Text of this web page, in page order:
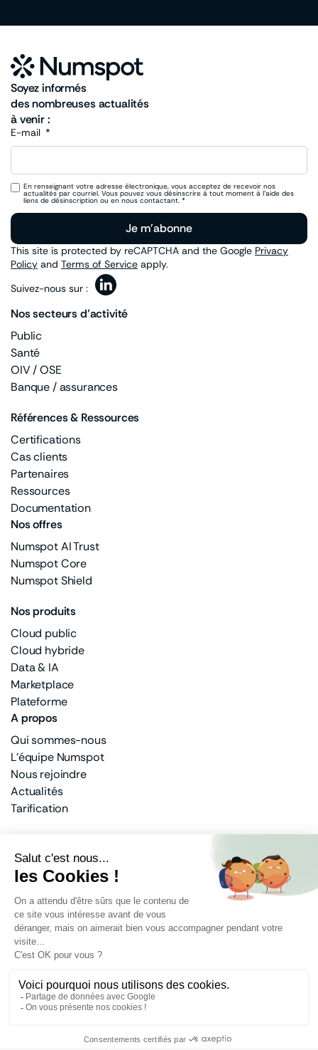
A propos
Qui sommes-nous
L'équipe Numspot
Nous rejoindre
Actualités
Tarification
100% français
Banque des Territoires
Dassault Systèmes
Bouygues Telecom
Nos offres
Numspot AI Trust
Numspot Core
Numspot Shield
Nos produits
Cloud public
Cloud hybride
Data & IA
Marketplace
Plateforme
Nos secteurs d’activité
Public
Santé
OIV / OSE
Banque / assurances
Références & Ressources
Certifications
Cas clients
Partenaires
Ressources
Documentation
Soyez informés
des nombreuses actualités
à venir :
E-mail
En renseignant votre adresse électronique, vous acceptez de recevoir nos
actualités par courriel. Vous pouvez vous désinscrire à tout moment à l’aide des
liens de désinscription ou en nous contactant. *
Je m'abonne
This site is protected by reCAPTCHA and the Google Privacy
Policy and Terms of Service apply.
Suivez-nous sur :
Protection des données
Politique de cookies
© Tous droits réservés Numspot